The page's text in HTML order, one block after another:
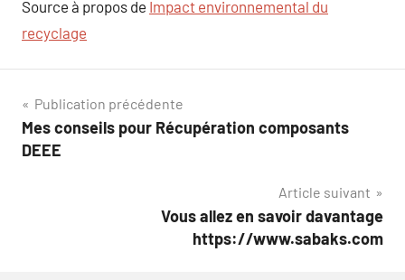
Source à propos de Impact environnemental du
recyclage
Navigation
de
Publication précédente
Mes conseils pour Récupération composants
DEEE
Article suivant
Vous allez en savoir davantage
https://www.sabaks.com